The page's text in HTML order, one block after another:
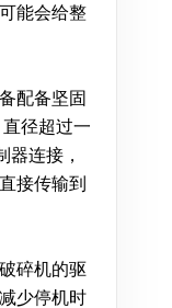
能会给整
配备坚固
径超过一
器连接，
接传输到
碎机的驱
少停机时